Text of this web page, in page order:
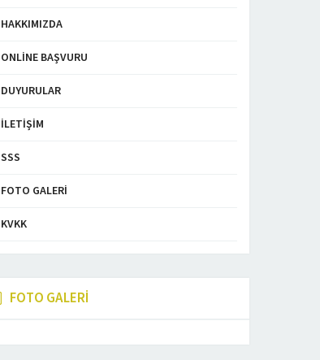
HAKKIMIZDA
ONLINE BAŞVURU
DUYURULAR
İLETIŞIM
SSS
FOTO GALERI
KVKK
FOTO GALERİ